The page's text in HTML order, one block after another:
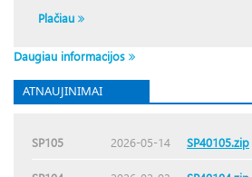
Plačiau
Daugiau informacijos
ATNAUJINIMAI
SP105 2026-05-14 SP40105.zip